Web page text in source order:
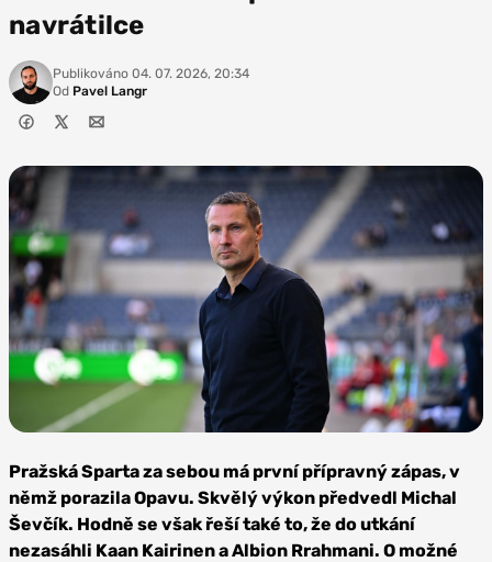
navrátilce
Publikováno 04. 07. 2026, 20:34
Od Pavel Langr
Sparta Praha
Pražská Sparta za sebou má první přípravný zápas, v
němž porazila Opavu. Skvělý výkon předvedl Michal
Ševčík. Hodně se však řeší také to, že do utkání
nezasáhli Kaan Kairinen a Albion Rrahmani. O možné